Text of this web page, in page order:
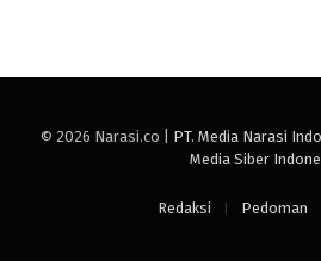
© 2026 Narasi.co | PT. Media Narasi
Media Siber
Redaksi Pedoman